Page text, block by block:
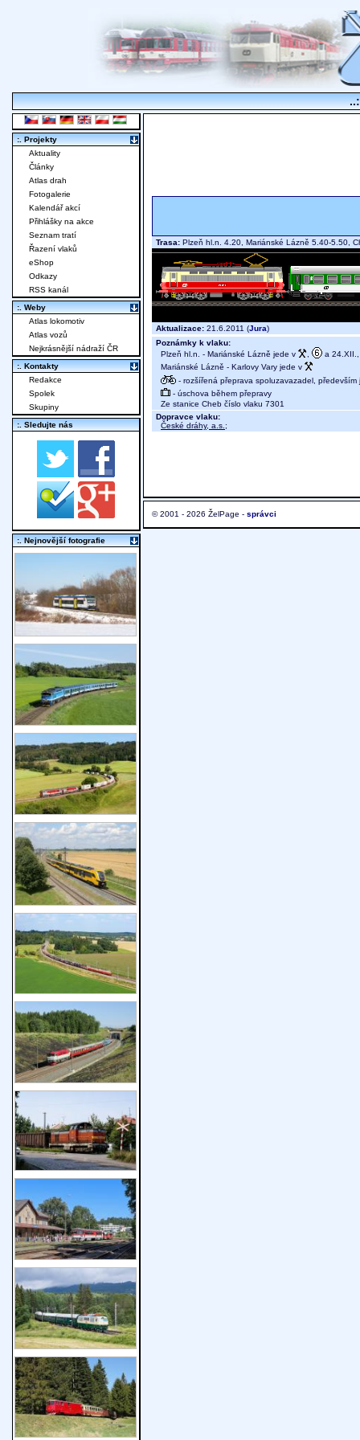
Trasa: Plzeň hl.n. 4.20, Mariánské Lázně 5.40-5.50,
Aktualizace: 21.6.2011 (Jura)
Poznámky k vlaku:
Plzeň hl.n. - Mariánské Lázně jede v
a
Mariánské Lázně - Karlovy Vary jede v
- rozšířená přeprava spoluzavazadel, především
- úschova během přepravy
Ze stanice Cheb číslo vlaku 7301
Dopravce vlaku:
České dráhy, a.s. ;
© 2001 - 2026 ŽelPage - správci
:. Projekty
Aktuality
Články
Atlas drah
Fotogalerie
Kalendář akcí
Přihlášky na akce
Seznam tratí
Řazení vlaků
eShop
Odkazy
RSS kanál
:. Weby
Atlas lokomotiv
Atlas vozů
Nejkrásnější nádraží ČR
:. Kontakty
Redakce
Spolek
Skupiny
:. Sledujte nás
:. Nejnovější fotografie